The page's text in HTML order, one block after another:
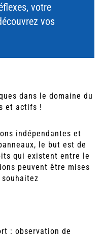
votre
vos
dans le domaine du
et actifs !
indépendantes et
le but est de
qui existent entre le
peuvent être mises
: observation de